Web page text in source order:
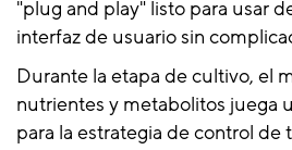
"plug and play" listo para usar
interfaz de usuario sin
Durante la etapa de cultivo, el
nutrientes y metabolitos juega
para la estrategia de control de